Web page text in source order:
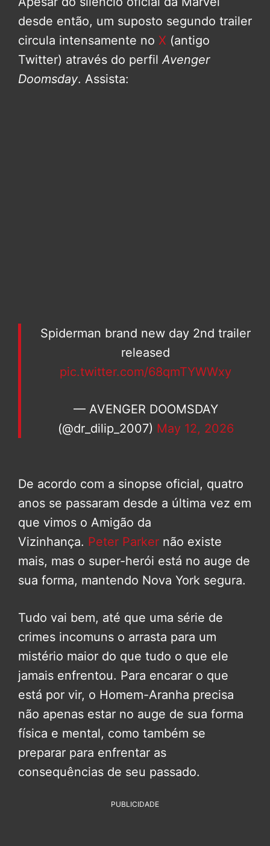
desde então, um suposto segundo trailer
circula intensamente no X (antigo
Twitter) através do perfilAvenger
Doomsday. Assista:
Spiderman brand new day 2nd trailer
released
pic.twitter.com/68qmTYWWxy
— AVENGER DOOMSDAY
(@dr_dilip_2007) May 12, 2026
De acordo com a sinopse oficial, quatro
anos se passaram desde a última vez em
que vimos o Amigão da
Vizinhança. Peter Parker não existe
mais, mas o super-herói está no auge de
sua forma, mantendo Nova York segura.
Tudo vai bem, até que uma série de
crimes incomuns o arrasta para um
mistério maior do que tudo o que ele
jamais enfrentou. Para encarar o que
está por vir, o Homem-Aranha precisa
não apenas estar no auge de sua forma
física e mental, como também se
preparar para enfrentar as
consequências de seu passado.
PUBLICIDADE